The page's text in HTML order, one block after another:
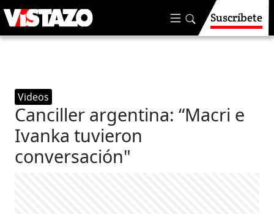
Suscríbete
Videos
Canciller argentina: “Macri e
Ivanka tuvieron
conversación"